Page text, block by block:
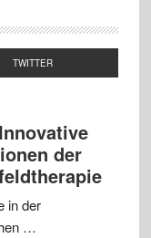
TWITTER
der
in der
…